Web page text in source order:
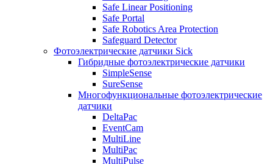
Safe Linear Positioning
Safe Portal
Safe Robotics Area Protection
Safeguard Detector
Фотоэлектрические датчики Sick
Гибридные фотоэлектрические датчики
SimpleSense
SureSense
Многофункциональные фотоэлектрические
датчики
DeltaPac
EventCam
MultiLine
MultiPac
MultiPulse